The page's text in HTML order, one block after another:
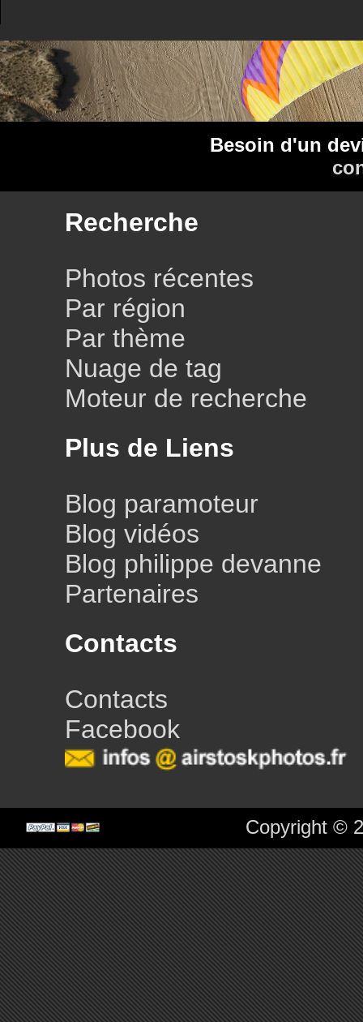
Besoin d'un
Recherche
Photos récentes
Par région
Par thème
Nuage de tag
Moteur de recherche
Plus de Liens
Blog paramoteur
Blog vidéos
Blog philippe devanne
Partenaires
Contacts
Contacts
Facebook
Copyright ©